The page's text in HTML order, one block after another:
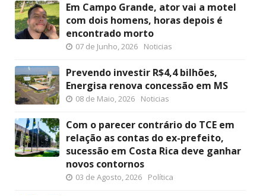
Em Campo Grande, ator vai a motel
com dois homens, horas depois é
encontrado morto
07 de Junho, 2026 Noticias
Prevendo investir R$4,4 bilhões,
Energisa renova concessão em MS
08 de Maio, 2026 Noticias
Com o parecer contrário do TCE em
relação as contas do ex-prefeito,
sucessão em Costa Rica deve ganhar
novos contornos
03 de Agosto, 2026 Política